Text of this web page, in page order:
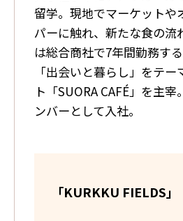
留学。現地でマーケットや
パーに触れ、新たな食の流
は総合商社で7年間勤務す
「出会いと暮らし」をテ
ト「SUORA CAFÉ」を主
ンバーとして入社。
「KURKKU FIELDS」